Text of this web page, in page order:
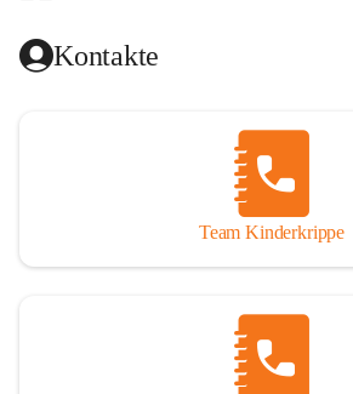
Förderung; Kinder können
lebenspraktisch lernen. Der
und Fähigkeiten der Kinder und
die Bedürfnisse, Interessen und
Besonders viel Wert legen wir auf eine
zwischen Kind, Erziehungsberechtigten
Kontakte
Team Kinderkrippe